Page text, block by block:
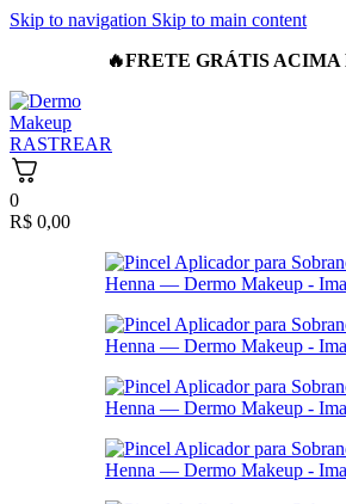
Skip to navigation Skip to main content
🔥FRETE GRÁTIS ACIMA
RASTREAR
0
R$ 0,00